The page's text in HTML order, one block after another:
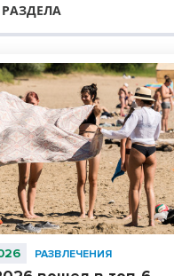
РАЗВЛЕЧЕНИЯ